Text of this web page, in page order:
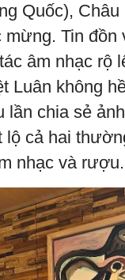
Quốc),
mừng. Tin đồn
âm nhạc rộ
Luân không
lần chia sẻ
lộ cả hai
nhạc và rượu.